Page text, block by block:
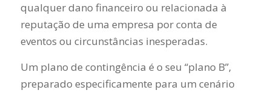
qualquer dano financeiro ou relacionada à
reputação de uma empresa por conta de
eventos ou circunstâncias inesperadas.
Um plano de contingência é o seu “plano B”,
preparado especificamente para um cenário